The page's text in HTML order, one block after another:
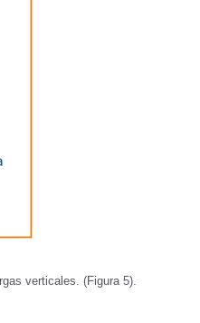
verticales. (Figura 5).